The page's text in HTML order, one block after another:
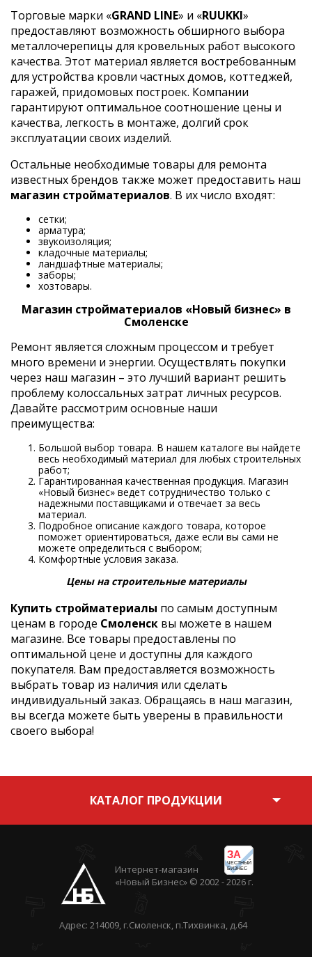
Торговые марки «GRAND LINE» и «RUUKKI»
предоставляют возможность обширного выбора
металлочерепицы для кровельных работ высокого
качества. Этот материал является востребованным
для устройства кровли частных домов, коттеджей,
гаражей, придомовых построек. Компании
гарантируют оптимальное соотношение цены и
качества, легкость в монтаже, долгий срок
эксплуатации своих изделий.
Остальные необходимые товары для ремонта
известных брендов также может предоставить наш
магазин стройматериалов. В их число входят:
сетки;
арматура;
звукоизоляция;
кладочные материалы;
ландшафтные материалы;
заборы;
хозтовары.
Магазин стройматериалов «Новый бизнес» в
Смоленске
Ремонт является сложным процессом и требует
много времени и энергии. Осуществлять покупки
через наш магазин – это лучший вариант решить
проблему колоссальных затрат личных ресурсов.
Давайте рассмотрим основные наши
преимущества:
Большой выбор товара. В нашем каталоге вы найдете
весь необходимый материал для любых строительных
работ;
Гарантированная качественная продукция. Магазин
«Новый бизнес» ведет сотрудничество только с
надежными поставщиками и отвечает за весь
материал.
Подробное описание каждого товара, которое
поможет ориентироваться, даже если вы сами не
можете определиться с выбором;
Комфортные условия заказа.
Цены на строительные материалы
Купить стройматериалы по самым доступным
ценам в городе Смоленск вы можете в нашем
магазине. Все товары предоставлены по
оптимальной цене и доступны для каждого
покупателя. Вам предоставляется возможность
выбрать товар из наличия или сделать
индивидуальный заказ. Обращаясь в наш магазин,
вы всегда можете быть уверены в правильности
своего выбора!
КАТАЛОГ ПРОДУКЦИИ
ЗА
ЧЕСТНЫЙ
БИЗНЕС
Интернет-магазин
«Новый Бизнес» © 2002 - 2026 г.
Адрес: 214009, г.Смоленск, п.Тихвинка, д.64